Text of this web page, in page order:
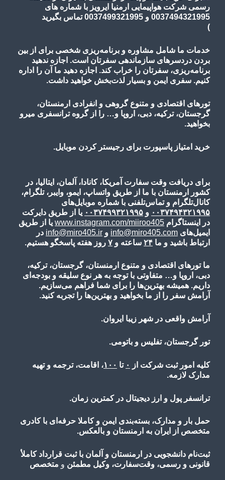
)
خدمات ما شامل مشاوره و برنامه‌ریزی شخصی برای از بین
بردن دردسرهای سازماندهی سفرتان است. اجازه ندهید
برنامه‌ریزی، سفرتان را خراب کند. اجازه دهید ما آن را اداره
کنیم. سفری ایمن و بسیار لذت‌بخش خواهید داشت.
تورهای اقتصادی و متنوع گروهی و انفرادی ارمنستان،
گرجستان، ترکیه، دبی، اروپا و… را از گروه ترانسفری میرو
بخواهید.
خرید امتیاز پاسپورت برای رجیستر کردن موبایل.
برای دریافت وقت سفارت آمریکا، کانادا، آلمان، ایتالیا، در
کشور ارمنستان با ما از طریق واتساپ، ایمو، وایبر، تلگرام،
کانال‌تلگرام و تماس‌تلفنی با شماره موبایل‌های
۰۰۳۷۴۹۴۳۲۱۹۹۵ و ۰۰۳۷۴۹۹۳۲۱۹۹۵ یا از طریق دایرکت
در اینستاگرام www.instagram.com/miiroo405 یا از طریق
ایمیل‌های info@miro405.com و info@miro405.ir در
ارتباط باشید و ما ۲۴ ساعته و ۷ روز هفته پاسخگو هستیم.
ما تورهای اقتصادی و متنوع ارمنستان، گرجستان، ترکیه،
دبی، اروپا و… متفاوتی با توجه به هر نوع سلیقه و بودجه‌ای
داریم. همیشه بهترین‌ها را برای شما فراهم می‌سازیم.
آرامش سفر را از ما بخواهید و بهترین‌ها را تجربه کنید.
آرامش واقعی در شهر زیبا ایروان.
تور گرجستان، تفلیس و باتومی.
کلیه امور ثبت شرکت از ۰ تا ۱۰۰، اقامت، ترجمه و تهیه
مدارک لازمه.
ترانسفر پول و ارز دیجیتال در کمترین زمان.
حمل بار و مدارک، بسته‌بندی ایمن و کاملا حرفه‌ای با کادری
متخصص از ایران به ارمنستان و بالعکس.
ثبت‌نام دانشجویی در ارمنستان و آلمان با ثبت قرارداد کاملأ
قانونی و رسمی، وقت‌سفارت، وکیل مطمئن و متخصص